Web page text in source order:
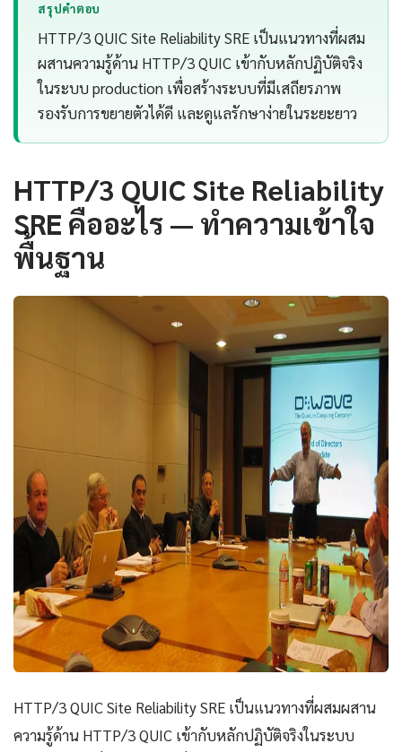
สรุปคำตอบ
HTTP/3 QUIC Site Reliability SRE เป็นแนวทางที่ผสม
ผสานความรู้ด้าน HTTP/3 QUIC เข้ากับหลักปฏิบัติจริง
ในระบบ production เพื่อสร้างระบบที่มีเสถียรภาพ
รองรับการขยายตัวได้ดี และดูแลรักษาง่ายในระยะยาว
HTTP/3 QUIC Site Reliability
SRE คืออะไร — ทำความเข้าใจ
พื้นฐาน
HTTP/3 QUIC Site Reliability SRE เป็นแนวทางที่ผสมผสาน
ความรู้ด้าน HTTP/3 QUIC เข้ากับหลักปฏิบัติจริงในระบบ